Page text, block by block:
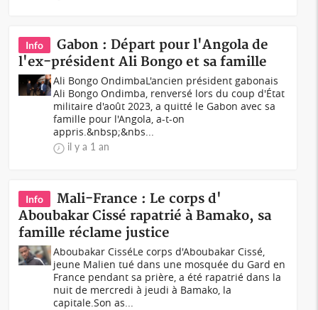
Info
Gabon : Départ pour l'Angola de
l'ex-président Ali Bongo et sa famille
Ali Bongo OndimbaL'ancien président gabonais
Ali Bongo Ondimba, renversé lors du coup d'État
militaire d'août 2023, a quitté le Gabon avec sa
famille pour l'Angola, a-t-on
appris.&nbsp;&nbs...
il y a 1 an
Info
Mali-France : Le corps d'
Aboubakar Cissé rapatrié à Bamako, sa
famille réclame justice
Aboubakar CisséLe corps d'Aboubakar Cissé,
jeune Malien tué dans une mosquée du Gard en
France pendant sa prière, a été rapatrié dans la
nuit de mercredi à jeudi à Bamako, la
capitale.Son as...